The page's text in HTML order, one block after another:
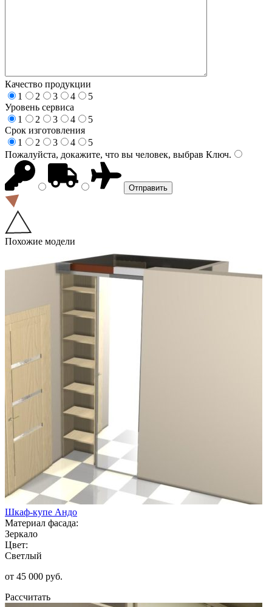
Качество продукции
1
2 3 4
5
Уровень сервиса
1
2 3 4
5
Срок изготовления
1
2 3 4
5
Пожалуйста, докажите, что вы человек, выбрав Ключ.
Похожие модели
Шкаф-купе Андо
Материал фасада:
Зеркало
Цвет:
Светлый
от 45 000 руб.
Рассчитать